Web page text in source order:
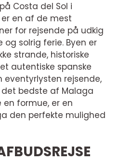
Costa del Sol i
er en af de mest
for rejsende på udkig
solrig ferie. Byen er
strande, historiske
autentiske spanske
eventyrlysten rejsende,
bedste af Malaga
formue, er en
den perfekte mulighed